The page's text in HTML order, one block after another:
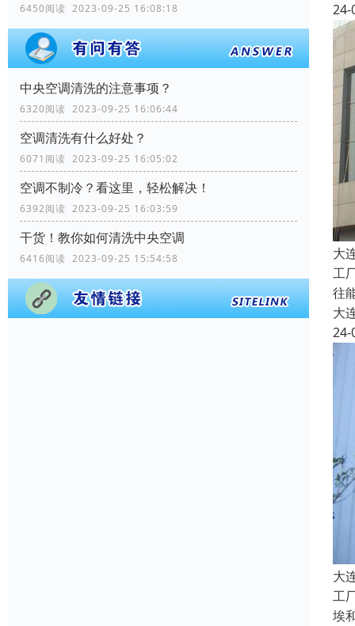
6450阅读 2023-09-25 16:08:18
中央空调清洗的注意事项？
6320阅读 2023-09-25 16:06:44
空调清洗有什么好处？
6071阅读 2023-09-25 16:05:02
空调不制冷？看这里，轻松解决！
6392阅读 2023-09-25 16:03:59
干货！教你如何清洗中央空调
6416阅读 2023-09-25 15:54:58
24-
大
工
往
大
24-
大
工
埃